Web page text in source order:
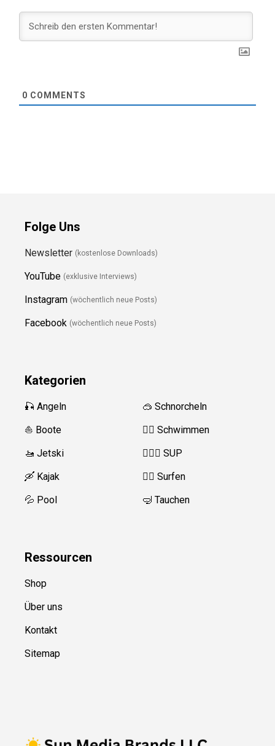
0 COMMENTS
Folge Uns
Newsletter (kostenlose Downloads)
YouTube (exklusive Interviews)
Instagram (wöchentlich neue Posts)
Facebook (wöchentlich neue Posts)
Kategorien
🎣 Angeln
⛵️ Boote
🚤 Jetski
🛶 Kajak
💦 Pool
🥽 Schnorcheln
🏊‍♂️ Schwimmen
🏄‍♀️🛶 SUP
🏄‍♂️ Surfen
🤿 Tauchen
Ressourcen
Shop
Über uns
Kontakt
Sitemap